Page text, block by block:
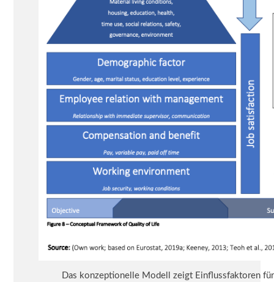
Das konzeptionelle Modell zeigt Einflussfaktoren